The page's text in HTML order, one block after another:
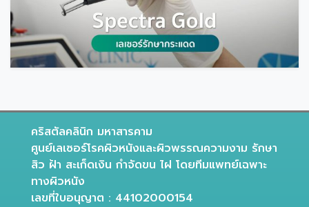
คริสตัลคลินิก มหาสารคาม
ศูนย์เลเซอร์โรคผิวหนังและผิวพรรณความงาม รักษา
สิว ฝ้า สะเก็ดเงิน กำจัดขน ไฝ โดยทีมแพทย์เฉพาะ
ทางผิวหนัง
เลขที่ใบอนุญาต : 44102000154